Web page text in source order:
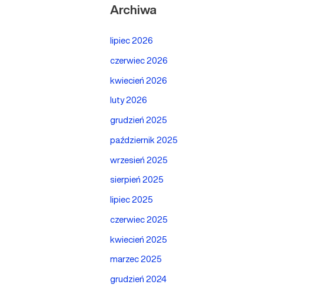
Archiwa
lipiec 2026
czerwiec 2026
kwiecień 2026
luty 2026
grudzień 2025
październik 2025
wrzesień 2025
sierpień 2025
lipiec 2025
czerwiec 2025
kwiecień 2025
marzec 2025
grudzień 2024